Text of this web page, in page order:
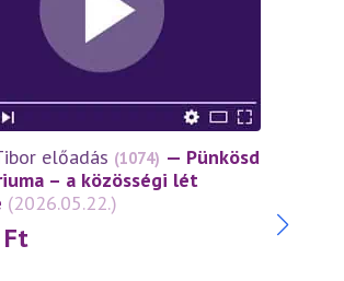
előadás (1074) — Pünkösd
– a közösségi lét
(2026.05.22.)
Ft